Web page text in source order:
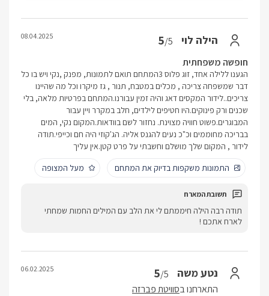
הילה לוי 5/5
08.04.2025
חופשה משפחתית
הגענו ללילה אחד, זוג פלוס 3המתחם תואם לתמונות, מפנק ,נקי ויש בו כל
דבר שמשפחה צריכה , מכלים במטבח, תנור , גז מיקרו וכל מה שהיינו
צריכים..לידור המקסים דאג והיה זמין עבורנו.המתחם בפרטיות מלאה, בלי
שכנים ורק פינוקים.היו חטיפים לילדים, חלב במקרר ויין עבור
המבוגרים.פשוט חוויה מצוינת. נחזור לשם בוודאות.המקום נקי, המים
בבריכה מחוממים וכ"כ נעים להגנס אליה. הג'קוזי היה חם וכייפי.תודה
לידור , המקום שלך מושלם וחשבתי על פרט קטן.אין עליך
התמונות משקפות בדיוק את המתחם
מעל המצופה
תודה רבה הילה חיממתם לי את הלב עם המילים החמות שמחתי
לארח אתכם !
נטע משה 5/5
התארחנו בסוויטת פברזה
06.02.2025